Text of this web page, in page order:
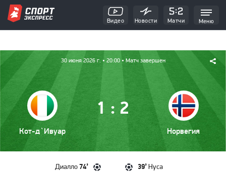
Видео Новости Матчи Меню
30 июня 2026 г. • 20:00 • Матч завершен
1 : 2
Кот-д`Ивуар Норвегия
Диалло 74’ Нуса
39’